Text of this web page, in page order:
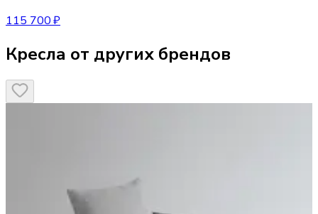
115 700 ₽
Кресла от других брендов